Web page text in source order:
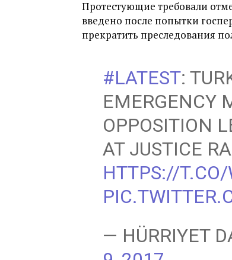
Протестующие требовали
введено после попытки
прекратить преследования
#LATEST:
EMERGENCY
OPPOSITION
AT JUSTICE
HTTPS://
— HÜRRIYET